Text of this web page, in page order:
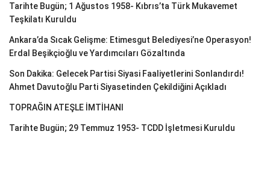
Tarihte Bugün; 1 Ağustos 1958- Kıbrıs’ta Türk Mukavemet
Teşkilatı Kuruldu
Ankara’da Sıcak Gelişme: Etimesgut Belediyesi’ne Operasyon!
Erdal Beşikçioğlu ve Yardımcıları Gözaltında
Son Dakika: Gelecek Partisi Siyasi Faaliyetlerini Sonlandırdı!
Ahmet Davutoğlu Parti Siyasetinden Çekildiğini Açıkladı
TOPRAĞIN ATEŞLE İMTİHANI
Tarihte Bugün; 29 Temmuz 1953- TCDD İşletmesi Kuruldu